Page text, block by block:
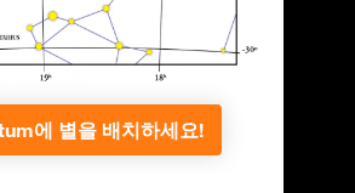
에 별을 배치하세요!